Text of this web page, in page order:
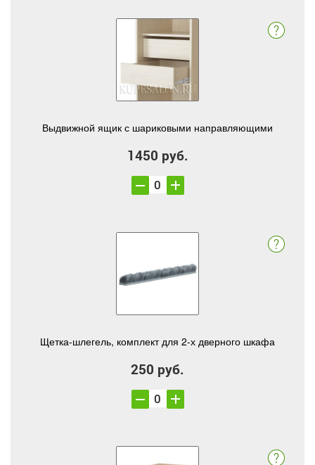
Выдвижной ящик с шариковыми направляющими
1450 руб.
Щетка-шлегель, комплект для 2-х дверного шкафа
250 руб.